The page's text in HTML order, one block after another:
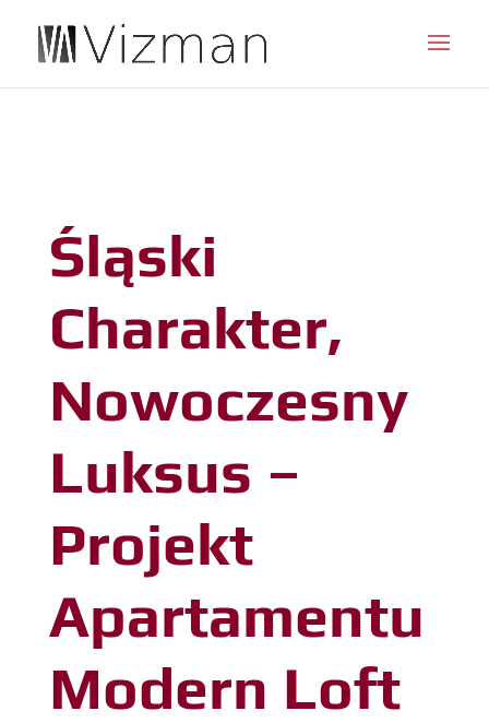
JSON
Śląski
Charakter,
Nowoczesny
Luksus –
Projekt
Apartamentu
Modern Loft